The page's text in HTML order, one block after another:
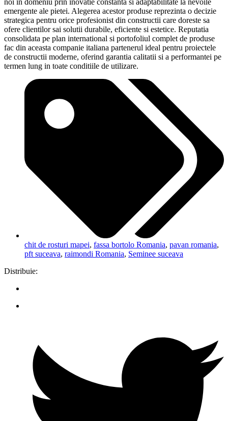
emergente ale pietei. Alegerea acestor produse reprezinta o decizie
strategica pentru orice profesionist din constructii care doreste sa
ofere clientilor sai solutii durabile, eficiente si estetice. Reputatia
consolidata pe plan international si portofoliul complet de produse
fac din aceasta companie italiana partenerul ideal pentru proiectele
de constructii moderne, oferind garantia calitatii si a performantei pe
termen lung in toate conditiile de utilizare.
chit de rosturi mapei, fassa bortolo Romania, pavan romania,
pft suceava, raimondi Romania, Seminee suceava
Distribuie: